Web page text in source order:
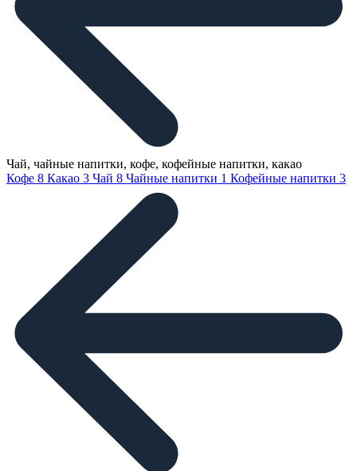
Чай, чайные напитки, кофе, кофейные напитки, какао
Кофе 8 Какао 3 Чай 8 Чайные напитки 1 Кофейные напитки 3